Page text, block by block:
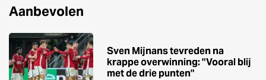
Aanbevolen
Sven Mijnans tevreden na
krappe overwinning: "Vooral blij
met de drie punten"